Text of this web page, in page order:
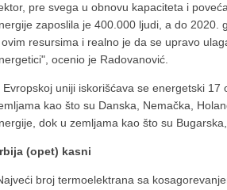
pre svega u obnovu kapaciteta i
zaposlila je 400.000 ljudi, a do 2020.
ovim resursima i realno je da se upravo
ocenio je Radovanović.
Evropskoj uniji iskorišćava se energetski
kao što su Danska, Nemačka,
dok u zemljama kao što su
(opet) kasni
broj termoelektrana sa